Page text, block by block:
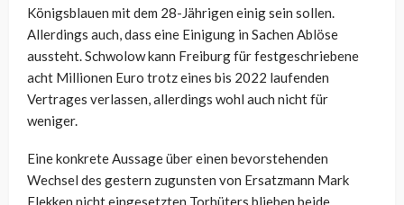
Königsblauen mit dem 28-Jährigen einig sein sollen.
Allerdings auch, dass eine Einigung in Sachen Ablöse
aussteht. Schwolow kann Freiburg für festgeschriebene
acht Millionen Euro trotz eines bis 2022 laufenden
Vertrages verlassen, allerdings wohl auch nicht für
weniger.
Eine konkrete Aussage über einen bevorstehenden
Wechsel des gestern zugunsten von Ersatzmann Mark
Flekken nicht eingesetzten Torhüters blieben beide